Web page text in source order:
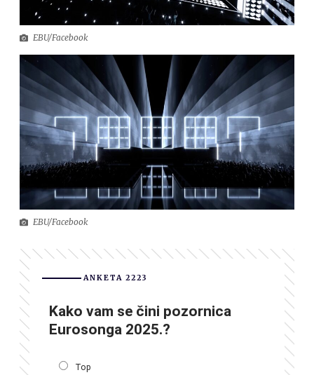
EBU/Facebook
EBU/Facebook
ANKETA 2223
Kako vam se čini pozornica
Eurosonga 2025.?
Top